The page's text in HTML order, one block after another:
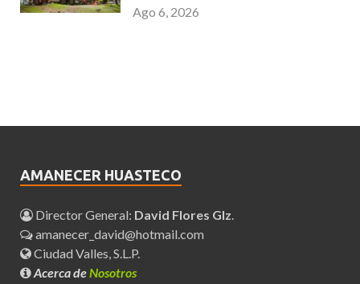
Ago 6, 2026
AMANECER HUASTECO
Director General: David Flores Glz.
amanecer_david@hotmail.com
Ciudad Valles, S.L.P.
Acerca deNosotros